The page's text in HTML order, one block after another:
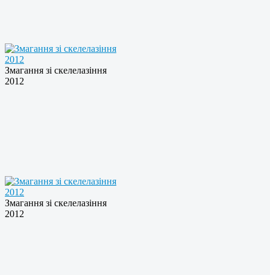
Змагання зі скелелазiння
2012
Змагання зі скелелазiння
2012